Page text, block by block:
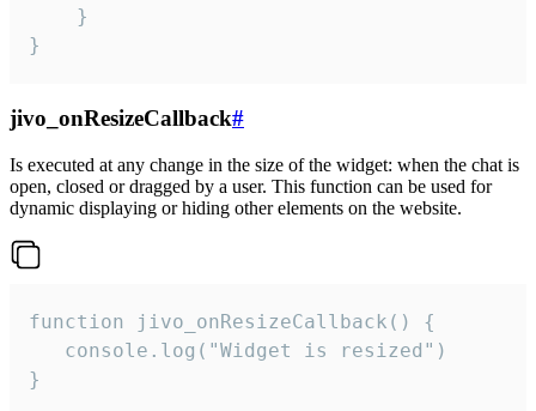
    }
}
jivo_onResizeCallback#
Is executed at any change in the size of the widget: when the chat is
open, closed or dragged by a user. This function can be used for
dynamic displaying or hiding other elements on the website.
function jivo_onResizeCallback() {
   console.log("Widget is resized")
}